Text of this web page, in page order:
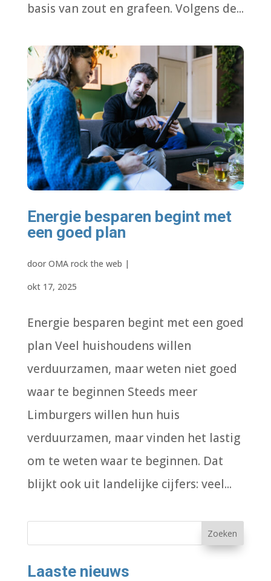
basis van zout en grafeen. Volgens de...
Energie besparen begint met
een goed plan
door OMA rock the web |
okt 17, 2025
Energie besparen begint met een goed
plan Veel huishoudens willen
verduurzamen, maar weten niet goed
waar te beginnen Steeds meer
Limburgers willen hun huis
verduurzamen, maar vinden het lastig
om te weten waar te beginnen. Dat
blijkt ook uit landelijke cijfers: veel...
Zoeken
Laaste nieuws